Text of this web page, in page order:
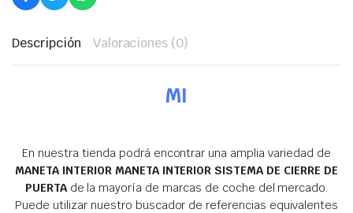
Descripción Valoraciones (0)
MI
En nuestra tienda podrá encontrar una amplia variedad de
MANETA INTERIOR MANETA INTERIOR SISTEMA DE CIERRE DE
PUERTAde la mayoría de marcas de coche del mercado.
Puede utilizar nuestro buscador de referencias equivalentes